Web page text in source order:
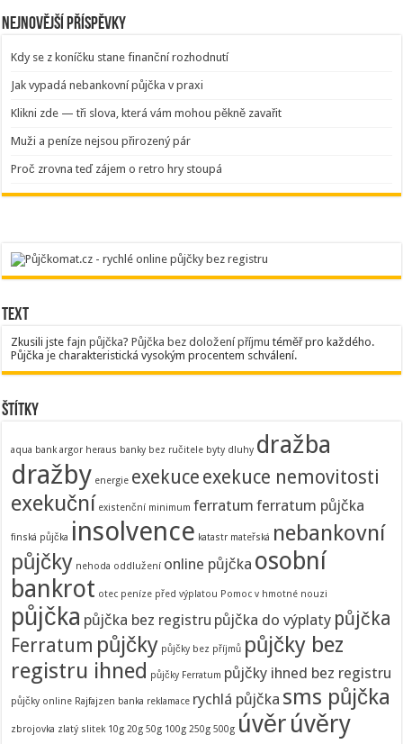
Nejnovější příspěvky
Kdy se z koníčku stane finanční rozhodnutí
Jak vypadá nebankovní půjčka v praxi
Klikni zde — tři slova, která vám mohou pěkně zavařit
Muži a peníze nejsou přirozený pár
Proč zrovna teď zájem o retro hry stoupá
Text
Zkusili jstefajn půjčka?Půjčka bez doložení příjmu téměř pro každého.
Půjčka je charakteristická vysokým procentem schválení.
Štítky
aqua bank argor heraus banky bez ručitele byty dluhy dražba
dražby energie exekuce exekuce nemovitosti
exekuční existenční minimum ferratum ferratum půjčka
finská půjčka insolvence katastr mateřská nebankovní
půjčky nehoda oddlužení online půjčka osobní
bankrot otec peníze před výplatou Pomoc v hmotné nouzi
půjčka půjčka bez registru půjčka do výplaty půjčka
Ferratum půjčky půjčky bez příjmů půjčky bez
registru ihned půjčky Ferratum půjčky ihned bez registru
půjčky online Rajfajzen banka reklamace rychlá půjčka sms půjčka
zbrojovka zlatý slitek 10g 20g 50g 100g 250g 500g úvěrúvěry